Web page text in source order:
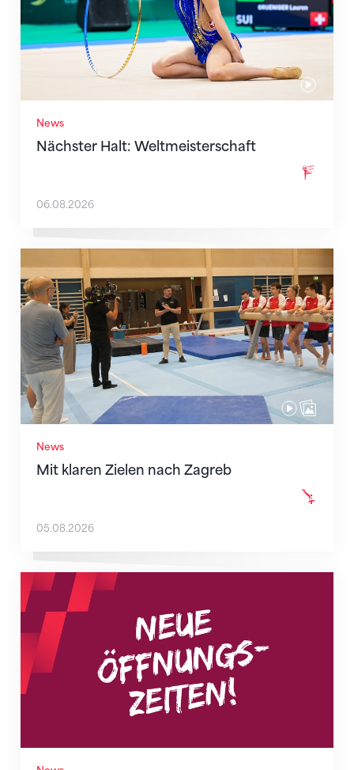
News
Nächster Halt: Weltmeisterschaft
06.08.2026
News
Mit klaren Zielen nach Zagreb
Mit klaren Zielen nach Zagreb
05.08.2026
Neue Empfangszeiten ab 1. August 2026